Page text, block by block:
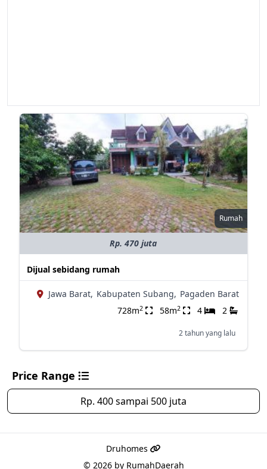
Rumah
Rp. 470 juta
Dijual sebidang rumah
Jawa Barat, Kabupaten Subang, Pagaden Barat
728m2 58m2 4 2
2 tahun yang lalu
Price Range
Rp. 400 sampai 500 juta
Druhomes
© 2026 by RumahDaerah